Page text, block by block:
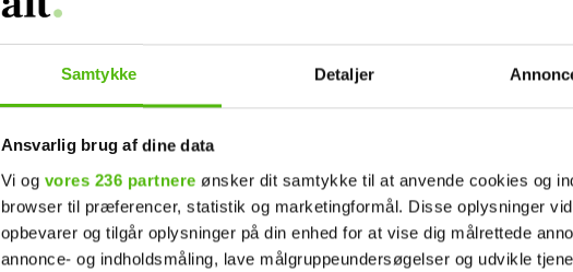
Samtykke Detaljer
Ansvarlig brug af dine data
Vi og vores 236 partnere ønsker dit samtykke til at anvende cookies og
browser til præferencer, statistik og marketingformål. Disse oplysninger
opbevarer og tilgår oplysninger på din enhed for at vise dig målrettede
annonce- og indholdsmåling, lave målgruppeundersøgelser og udvikle
Jeg og min bedste ven skrev til
kunne bruge os begge, men det var kun
LÆS OGSÅ